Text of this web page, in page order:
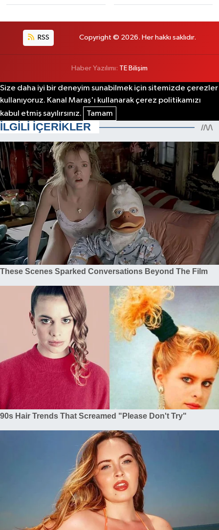
RSS Copyright © 2026. Her hakkı saklıdır.
Haber Yazılımı: TE Bilişim
Size daha iyi bir deneyim sunabilmek için sitemizde çerezler
kullanıyoruz. Kanal Maraş'ı kullanarak çerez politikamızı
kabul etmiş sayılırsınız.
Tamam